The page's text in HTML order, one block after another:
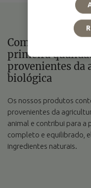
Com ingredientes
primeira
provenientes da
biológica
Os nossos produtos
provenientes da
animal e contribui para a
completo e equilibrado,
ingredientes naturais.